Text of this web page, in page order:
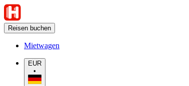
Reisen buchen
Mietwagen
EUR
•